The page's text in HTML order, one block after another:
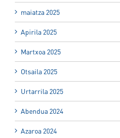
maiatza 2025
Apirila 2025
Martxoa 2025
Otsaila 2025
Urtarrila 2025
Abendua 2024
Azaroa 2024